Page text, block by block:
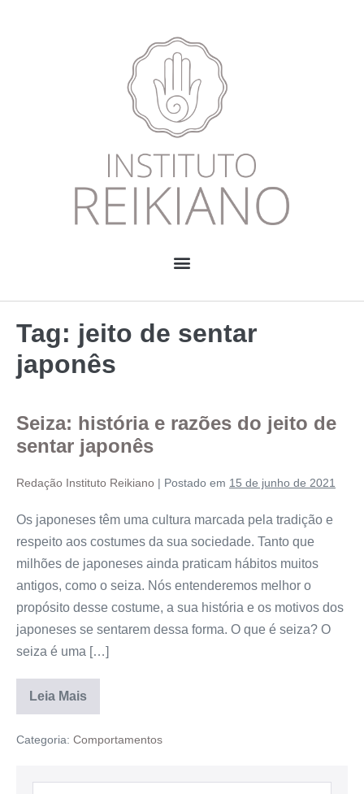
Tag: jeito de sentar
japonês
Seiza: história e razões do jeito de
sentar japonês
Redação Instituto Reikiano | Postado em 15 de junho de 2021
Os japoneses têm uma cultura marcada pela tradição e
respeito aos costumes da sua sociedade. Tanto que
milhões de japoneses ainda praticam hábitos muitos
antigos, como o seiza. Nós entenderemos melhor o
propósito desse costume, a sua história e os motivos dos
japoneses se sentarem dessa forma. O que é seiza? O
seiza é uma […]
Leia Mais
Categoria: Comportamentos